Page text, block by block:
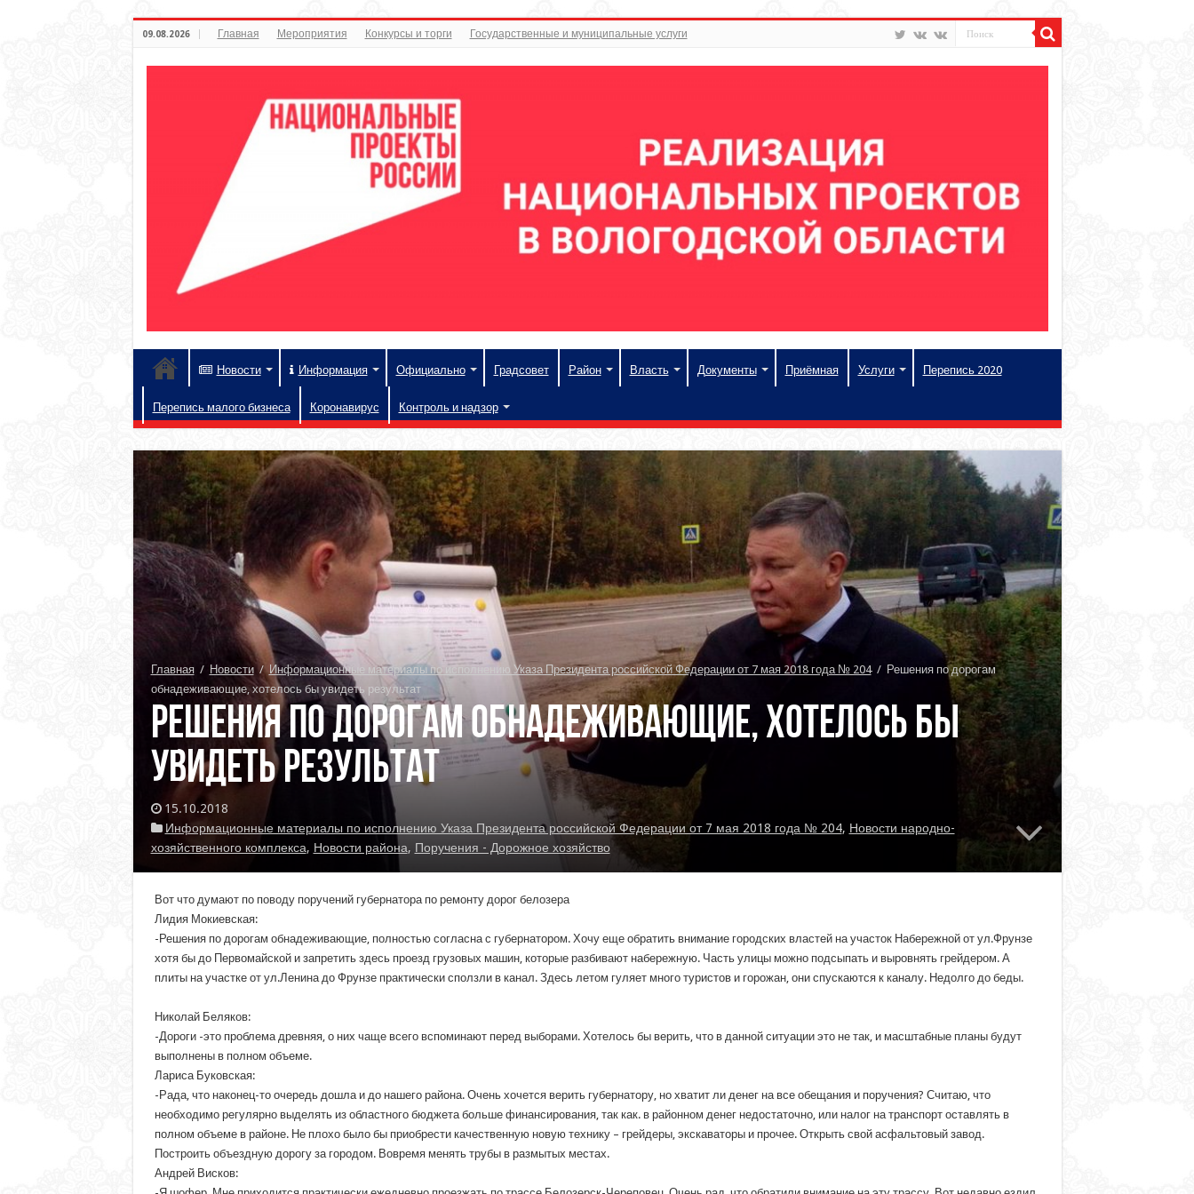
09.08.2026 Главная Мероприятия Конкурсы и торги Государственные и муниципальные услуги
Новости Информация Официально Градсовет Район Власть Документы Приёмная Услуги Перепись 2020
Перепись малого бизнеса Коронавирус Контроль и надзор
Главная / Новости / Информационные материалы по исполнению Указа Президента российской Федерации от 7 мая 2018 года № 204 / Решения по дорогам
обнадеживающие, хотелось бы увидеть результат
Решения по дорогам обнадеживающие, хотелось бы
увидеть результат
15.10.2018
Информационные материалы по исполнению Указа Президента российской Федерации от 7 мая 2018 года № 204, Новости народно-
хозяйственного комплекса, Новости района, Поручения - Дорожное хозяйство
Вот что думают по поводу поручений губернатора по ремонту дорог белозера
Лидия Мокиевская:
-Решения по дорогам обнадеживающие, полностью согласна с губернатором. Хочу еще обратить внимание городских властей на участок Набережной от ул.Фрунзе
хотя бы до Первомайской и запретить здесь проезд грузовых машин, которые разбивают набережную. Часть улицы можно подсыпать и выровнять грейдером. А
плиты на участке от ул.Ленина до Фрунзе практически сползли в канал. Здесь летом гуляет много туристов и горожан, они спускаются к каналу. Недолго до беды.
Николай Беляков:
-Дороги -это проблема древняя, о них чаще всего вспоминают перед выборами. Хотелось бы верить, что в данной ситуации это не так, и масштабные планы будут
выполнены в полном объеме.
Лариса Буковская:
-Рада, что наконец-то очередь дошла и до нашего района. Очень хочется верить губернатору, но хватит ли денег на все обещания и поручения? Считаю, что
необходимо регулярно выделять из областного бюджета больше финансирования, так как. в районном денег недостаточно, или налог на транспорт оставлять в
полном объеме в районе. Не плохо было бы приобрести качественную новую технику – грейдеры, экскаваторы и прочее. Открыть свой асфальтовый завод.
Построить объездную дорогу за городом. Вовремя менять трубы в размытых местах.
Андрей Висков: